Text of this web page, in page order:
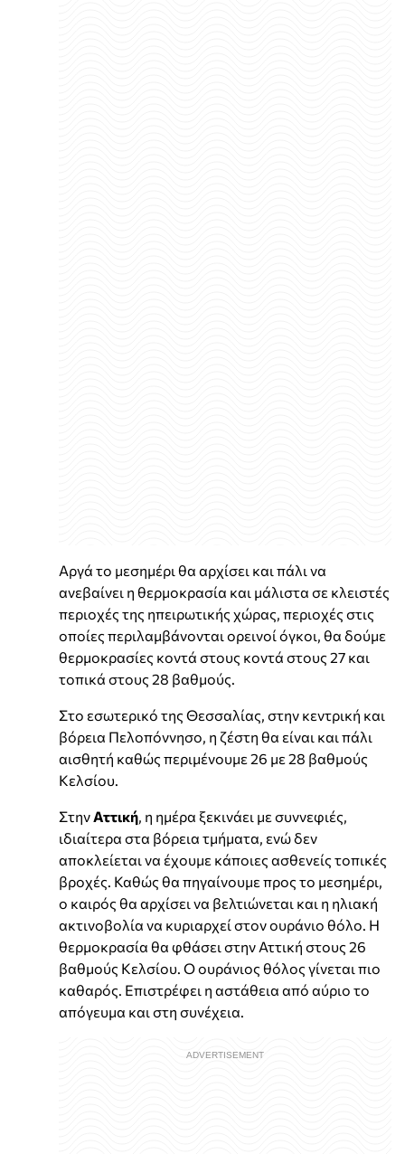
Αργά το μεσημέρι θα αρχίσει και πάλι να
ανεβαίνει η θερμοκρασία και μάλιστα σε κλειστές
περιοχές της ηπειρωτικής χώρας, περιοχές στις
οποίες περιλαμβάνονται ορεινοί όγκοι, θα δούμε
θερμοκρασίες κοντά στους κοντά στους 27 και
τοπικά στους 28 βαθμούς.
Στο εσωτερικό της Θεσσαλίας, στην κεντρική και
βόρεια Πελοπόννησο, η ζέστη θα είναι και πάλι
αισθητή καθώς περιμένουμε 26 με 28 βαθμούς
Κελσίου.
Στην Αττική , η ημέρα ξεκινάει με συννεφιές,
ιδιαίτερα στα βόρεια τμήματα, ενώ δεν
αποκλείεται να έχουμε κάποιες ασθενείς τοπικές
βροχές. Καθώς θα πηγαίνουμε προς το μεσημέρι,
ο καιρός θα αρχίσει να βελτιώνεται και η ηλιακή
ακτινοβολία να κυριαρχεί στον ουράνιο θόλο. Η
θερμοκρασία θα φθάσει στην Αττική στους 26
βαθμούς Κελσίου. Ο ουράνιος θόλος γίνεται πιο
καθαρός. Επιστρέφει η αστάθεια από αύριο το
απόγευμα και στη συνέχεια.